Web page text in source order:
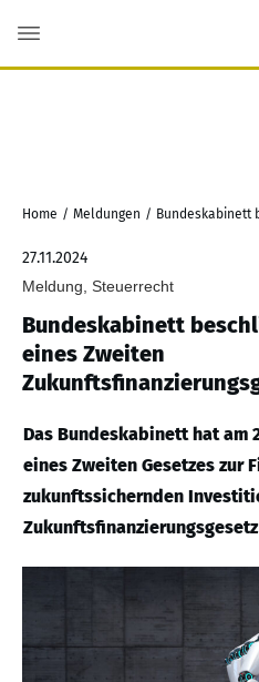
Home / Meldungen /
27.11.2024
Meldung, Steuerrecht
Bundeskabinett
eines Zweiten
Das Bundeskabinett hat am
eines Zweiten Gesetzes zur
zukunftssichernden